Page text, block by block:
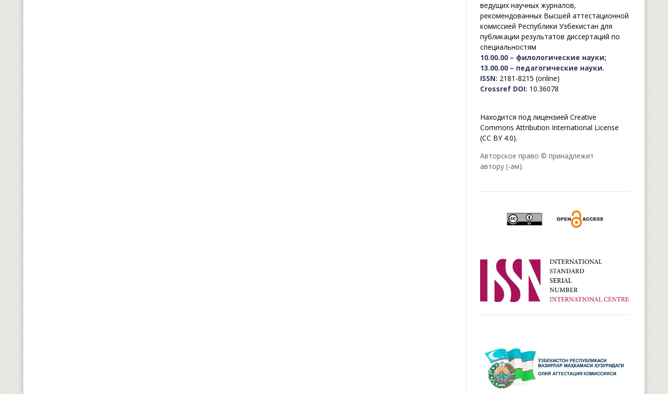
ведущих научных журналов,
рекомендованных Высшей аттестационной
комиссией Республики Узбекистан для
публикации результатов диссертаций по
специальностям
10.00.00 – филологические науки;
13.00.00 – педагогические науки.
ISSN: 2181-8215 (online)
Crossref DOI: 10.36078
Находится под лицензией Creative
Commons Attribution International License
(CC BY 4.0).
Авторское право © принадлежит
автору (-ам).